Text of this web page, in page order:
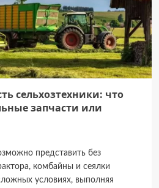
сельхозтехники: что
запчасти или
представить без
комбайны и сеялки
условиях, выполняя